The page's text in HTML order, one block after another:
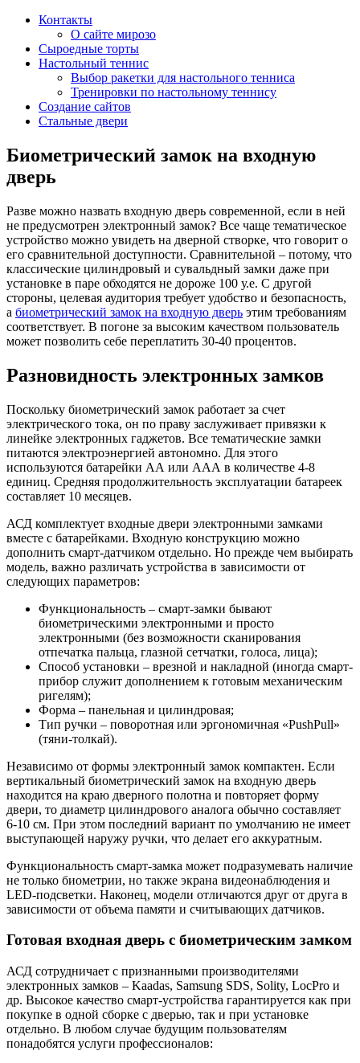
Контакты
О сайте мирозо
Сыроедные торты
Настольный теннис
Выбор ракетки для настольного тенниса
Тренировки по настольному теннису
Создание сайтов
Стальные двери
Биометрический замок на входную
дверь
Разве можно назвать входную дверь современной, если в ней
не предусмотрен электронный замок? Все чаще тематическое
устройство можно увидеть на дверной створке, что говорит о
его сравнительной доступности. Сравнительной – потому, что
классические цилиндровый и сувальдный замки даже при
установке в паре обходятся не дороже 100 у.е. С другой
стороны, целевая аудитория требует удобство и безопасность,
а биометрический замок на входную дверь этим требованиям
соответствует. В погоне за высоким качеством пользователь
может позволить себе переплатить 30-40 процентов.
Разновидность электронных замков
Поскольку биометрический замок работает за счет
электрического тока, он по праву заслуживает привязки к
линейке электронных гаджетов. Все тематические замки
питаются электроэнергией автономно. Для этого
используются батарейки АА или ААА в количестве 4-8
единиц. Средняя продолжительность эксплуатации батареек
составляет 10 месяцев.
АСД комплектует входные двери электронными замками
вместе с батарейками. Входную конструкцию можно
дополнить смарт-датчиком отдельно. Но прежде чем выбирать
модель, важно различать устройства в зависимости от
следующих параметров:
Функциональность – смарт-замки бывают
биометрическими электронными и просто
электронными (без возможности сканирования
отпечатка пальца, глазной сетчатки, голоса, лица);
Способ установки – врезной и накладной (иногда смарт-
прибор служит дополнением к готовым механическим
ригелям);
Форма – панельная и цилиндровая;
Тип ручки – поворотная или эргономичная «PushPull»
(тяни-толкай).
Независимо от формы электронный замок компактен. Если
вертикальный биометрический замок на входную дверь
находится на краю дверного полотна и повторяет форму
двери, то диаметр цилиндрового аналога обычно составляет
6-10 см. При этом последний вариант по умолчанию не имеет
выступающей наружу ручки, что делает его аккуратным.
Функциональность смарт-замка может подразумевать наличие
не только биометрии, но также экрана видеонаблюдения и
LED-подсветки. Наконец, модели отличаются друг от друга в
зависимости от объема памяти и считывающих датчиков.
Готовая входная дверь с биометрическим замком
АСД сотрудничает с признанными производителями
электронных замков – Kaadas, Samsung SDS, Solity, LocPro и
др. Высокое качество смарт-устройства гарантируется как при
покупке в одной сборке с дверью, так и при установке
отдельно. В любом случае будущим пользователям
понадобятся услуги профессионалов: